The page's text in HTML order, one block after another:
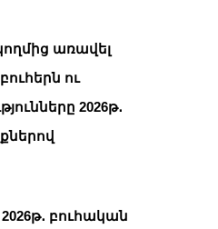
առավել
ու
2026թ․
բուհական